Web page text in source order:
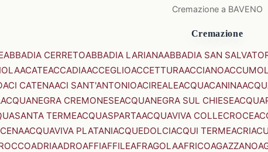
Cremazione a BAVENO
Cremazione
ABBADIA CERRETOABBADIA LARIANAABBADIA SAN
ACATEACCADIAACCEGLIOACCETTURAACCIANO
ACI CATENAACI SANT'ANTONIOACIREALEACQUACANINA
ACQUANEGRA CREMONESEACQUANEGRA SUL CHIESE
TERMEACQUASPARTAACQUAVIVA COLLECROCE
ACQUAVIVA PLATANIACQUEDOLCIACQUI TERMEACRI
ADRIAADROAFFIAFFILEAFRAGOLAAFRICOAGAZZANO